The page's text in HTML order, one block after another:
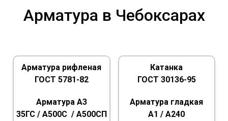
Арматура в Чебоксарах
Арматура рифленая
ГОСТ 5781-82
Арматура А3
35ГС / А500С / А500СП
Катанка
ГОСТ 30136-95
Арматура гладкая
А1 / А240